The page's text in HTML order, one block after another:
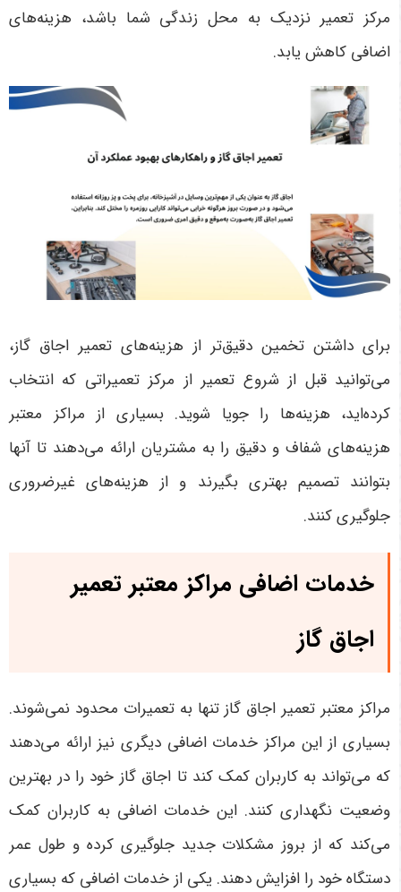
مرکز تعمیر نزدیک به محل زندگی شما باشد، هزینه‌های
اضافی کاهش یابد.
برای داشتن تخمین دقیق‌تر از هزینه‌های تعمیر اجاق گاز،
می‌توانید قبل از شروع تعمیر از مرکز تعمیراتی که انتخاب
کرده‌اید، هزینه‌ها را جویا شوید. بسیاری از مراکز معتبر
هزینه‌های شفاف و دقیق را به مشتریان ارائه می‌دهند تا آنها
بتوانند تصمیم بهتری بگیرند و از هزینه‌های غیرضروری
جلوگیری کنند.
خدمات اضافی مراکز معتبر تعمیر
اجاق گاز
مراکز معتبر تعمیر اجاق گاز تنها به تعمیرات محدود نمی‌شوند.
بسیاری از این مراکز خدمات اضافی دیگری نیز ارائه می‌دهند
که می‌تواند به کاربران کمک کند تا اجاق گاز خود را در بهترین
وضعیت نگهداری کنند. این خدمات اضافی به کاربران کمک
می‌کند که از بروز مشکلات جدید جلوگیری کرده و طول عمر
دستگاه خود را افزایش دهند. یکی از خدمات اضافی که بسیاری